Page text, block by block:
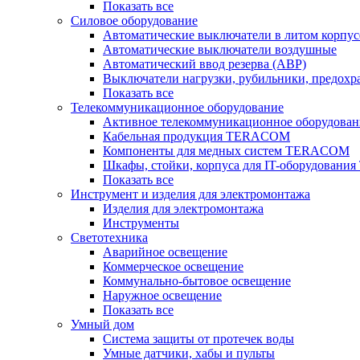
Показать все
Силовое оборудование
Автоматические выключатели в литом
Автоматические выключатели воздушные
Автоматический ввод резерва (АВР)
Выключатели нагрузки, рубильники,
Показать все
Телекоммуникационное оборудование
Активное телекоммуникационное
Кабельная продукция TERACOM
Компоненты для медных систем TERACOM
Шкафы, стойки, корпуса для IT-
Показать все
Инструмент и изделия для электромонтажа
Изделия для электромонтажа
Инструменты
Светотехника
Аварийное освещение
Коммерческое освещение
Коммунально-бытовое освещение
Наружное освещение
Показать все
Умный дом
Система защиты от протечек воды
Умные датчики, хабы и пульты